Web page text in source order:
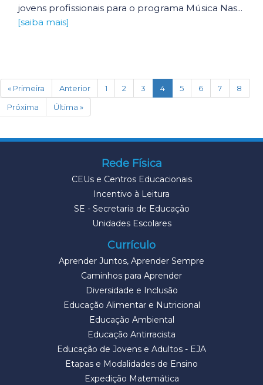
jovens profissionais para o programa Música Nas...
[saiba mais]
« Primeira Anterior 1 2 3 4(current)
5 6 7
8
Próxima
Última »
Rede Física
CEUs e Centros Educacionais
Incentivo à Leitura
SE - Secretaria de Educação
Unidades Escolares
Currículo
Aprender Juntos, Aprender Sempre
Caminhos para Aprender
Diversidade e Inclusão
Educação Alimentar e Nutricional
Educação Ambiental
Educação Antirracista
Educação de Jovens e Adultos - EJA
Etapas e Modalidades de Ensino
Expedição Matemática